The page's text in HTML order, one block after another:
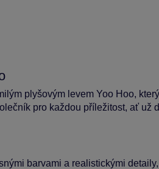
plyšovým levem Yoo Hoo,
pro každou příležitost, ať už
barvami a realistickými